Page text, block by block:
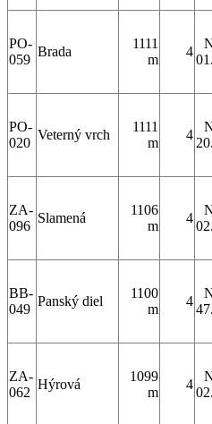
PO-
059
Brada
1111
m
4
PO-
020
Veterný vrch
1111
m
4
ZA-
096
Slamená
1106
m
4
BB-
049
Panský diel
1100
m
4
ZA-
062
Hýrová
1099
m
4